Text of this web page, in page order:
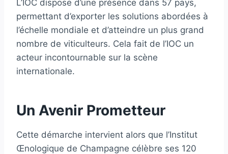
L’IOC dispose d’une présence dans 57 pays,
permettant d’exporter les solutions abordées à
l’échelle mondiale et d’atteindre un plus grand
nombre de viticulteurs. Cela fait de l’IOC un
acteur incontournable sur la scène
internationale.
Un Avenir Prometteur
Cette démarche intervient alors que l’Institut
Œnologique de Champagne célèbre ses 120